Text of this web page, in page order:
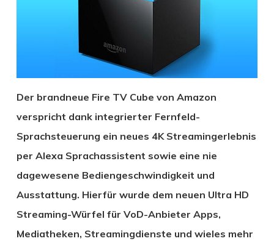
Der brandneue Fire TV Cube von Amazon
verspricht dank integrierter Fernfeld-
Sprachsteuerung ein neues 4K Streamingerlebnis
per Alexa Sprachassistent sowie eine nie
dagewesene Bediengeschwindigkeit und
Ausstattung. Hierfür wurde dem neuen Ultra HD
Streaming-Würfel für VoD-Anbieter Apps,
Mediatheken, Streamingdienste und wieles mehr